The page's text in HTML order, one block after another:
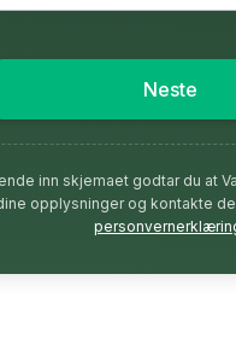
Neste
inn skjemaet godtar du at
opplysninger og kontakte